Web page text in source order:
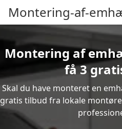
Montering-af-
Montering af
få 3
Skal du have monteret en
gratis tilbud fra lokale